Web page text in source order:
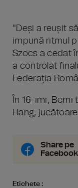
"Deși a reușit
impună ritmul
Szocs a cedat
a controlat
Federația
În 16-imi,
Hang,
Share pe
Facebook
Etichete :